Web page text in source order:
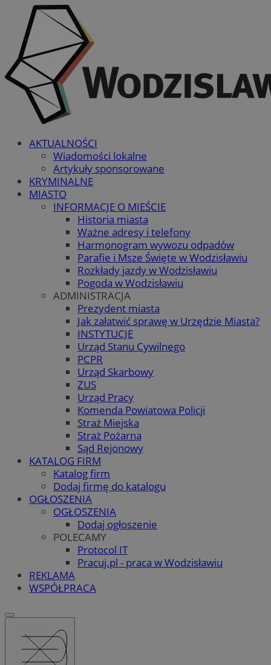
AKTUALNOŚCI
Wiadomości lokalne
Artykuły sponsorowane
KRYMINALNE
MIASTO
INFORMACJE O MIEŚCIE
Historia miasta
Ważne adresy i telefony
Harmonogram wywozu odpadów
Parafie i Msze Święte w Wodzisławiu
Rozkłady jazdy w Wodzisławiu
Pogoda w Wodzisławiu
ADMINISTRACJA
Prezydent miasta
Jak załatwić sprawę w Urzędzie Miasta?
INSTYTUCJE
Urząd Stanu Cywilnego
PCPR
Urząd Skarbowy
ZUS
Urząd Pracy
Komenda Powiatowa Policji
Straż Miejska
Straż Pożarna
Sąd Rejonowy
KATALOG FIRM
Katalog firm
Dodaj firmę do katalogu
OGŁOSZENIA
OGŁOSZENIA
Dodaj ogłoszenie
POLECAMY
Protocol IT
Pracuj.pl - praca w Wodzisławiu
REKLAMA
WSPÓŁPRACA